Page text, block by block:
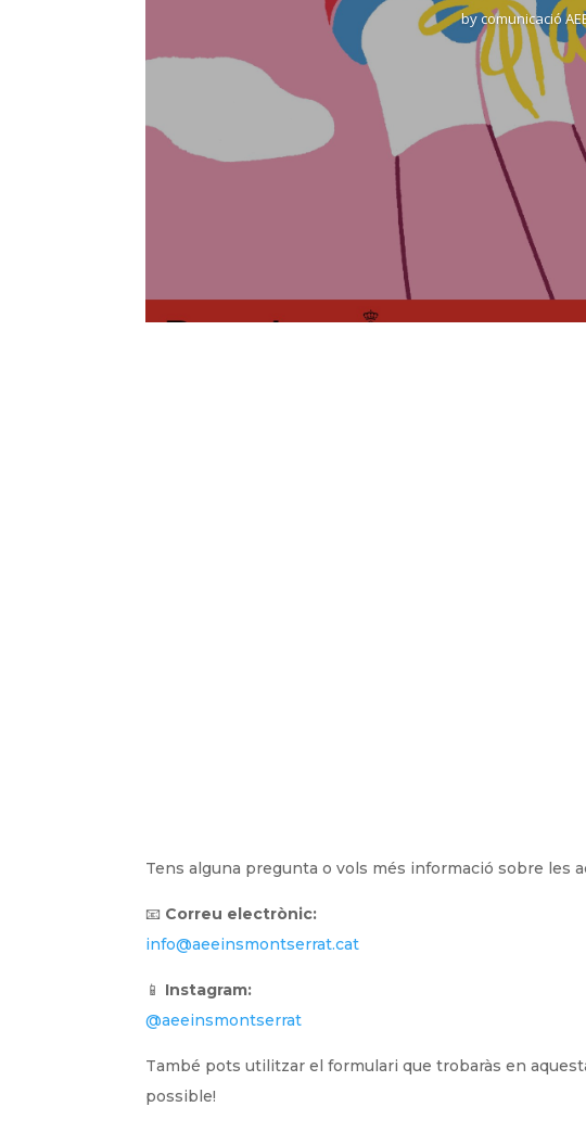
bycomunicació
Tens alguna pregunta o vols més informació sobre les
📧 Correu electrònic:
info@aeeinsmontserrat.cat
📱 Instagram:
@aeeinsmontserrat
També pots utilitzar el formulari que trobaràs en
possible!